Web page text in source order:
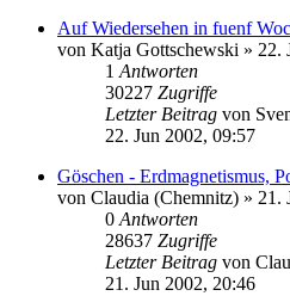
Auf Wiedersehen in fuenf
von Katja Gottschewski » 22.
1 Antworten
30227 Zugriffe
Letzter Beitrag von
22. Jun 2002, 09:57
Göschen - Erdmagnetismus,
von Claudia (Chemnitz) » 21.
0 Antworten
28637 Zugriffe
Letzter Beitrag von
21. Jun 2002, 20:46